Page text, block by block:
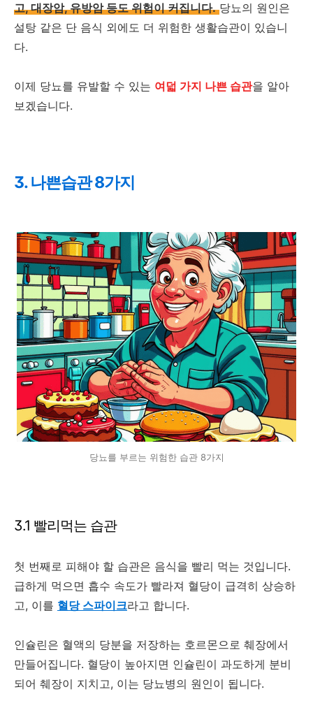
고, 대장암, 유방암 등도 위험이 커집니다. 당뇨의 원인은
설탕 같은 단 음식 외에도 더 위험한 생활습관이 있습니
다.
이제 당뇨를 유발할 수 있는 여덟 가지 나쁜 습관을 알아
보겠습니다.
3. 나쁜습관 8가지
당뇨를 부르는 위험한 습관 8가지
3.1 빨리먹는 습관
첫 번째로 피해야 할 습관은 음식을 빨리 먹는 것입니다.
급하게 먹으면 흡수 속도가 빨라져 혈당이 급격히 상승하
고, 이를 혈당 스파이크라고 합니다.
인슐린은 혈액의 당분을 저장하는 호르몬으로 췌장에서
만들어집니다. 혈당이 높아지면 인슐린이 과도하게 분비
되어 췌장이 지치고, 이는 당뇨병의 원인이 됩니다.